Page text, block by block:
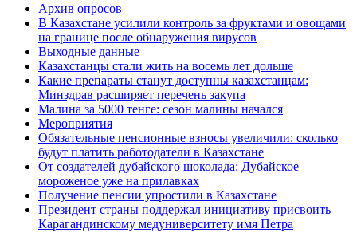
Архив опросов
В Казахстане усилили контроль за фруктами и овощами
на границе после обнаружения вирусов
Выходные данные
Казахстанцы стали жить на восемь лет дольше
Какие препараты станут доступны казахстанцам:
Минздрав расширяет перечень закупа
Малина за 5000 тенге: сезон малины начался
Мероприятия
Обязательные пенсионные взносы увеличили: сколько
будут платить работодатели в Казахстане
От создателей дубайского шоколада: Дубайское
мороженое уже на прилавках
Получение пенсии упростили в Казахстане
Президент страны поддержал инициативу присвоить
Карагандинскому медуниверситету имя Петра